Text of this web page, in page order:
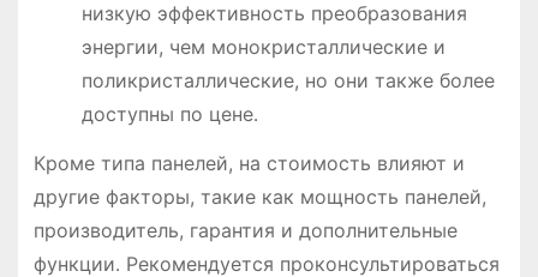
низкую эффективность преобразования
энергии, чем монокристаллические и
поликристаллические, но они также более
доступны по цене․
Кроме типа панелей, на стоимость влияют и
другие факторы, такие как мощность панелей,
производитель, гарантия и дополнительные
функции․ Рекомендуется проконсультироваться